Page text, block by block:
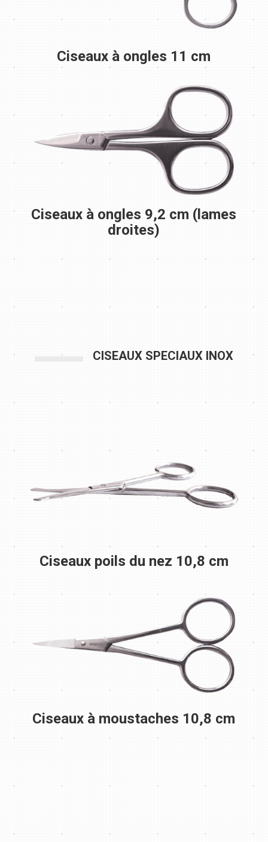
Ciseaux à ongles 11 cm
Ciseaux à ongles 9,2 cm (lames
droites)
CISEAUX SPECIAUX INOX
Ciseaux poils du nez 10,8 cm
Ciseaux à moustaches 10,8 cm